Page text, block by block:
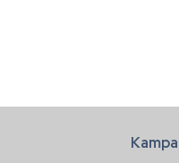
Ürün fiyatı diğer